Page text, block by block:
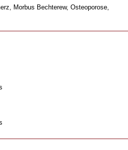
Morbus Bechterew, Osteoporose,